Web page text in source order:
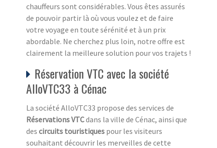
chauffeurs sont considérables. Vous êtes assurés
de pouvoir partir là où vous voulez et de faire
votre voyage en toute sérénité et à un prix
abordable. Ne cherchez plus loin, notre offre est
clairement la meilleure solution pour vos trajets !
Réservation VTC avec la société
AlloVTC33 à Cénac
La société AlloVTC33 propose des services de
Réservations VTCdans la ville de Cénac, ainsi que
des circuits touristiques pour les visiteurs
souhaitant découvrir les merveilles de cette